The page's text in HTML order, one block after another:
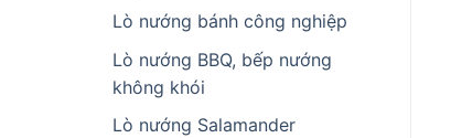
Lò nướng bánh công nghiệp
Lò nướng BBQ, bếp nướng
không khói
Lò nướng Salamander